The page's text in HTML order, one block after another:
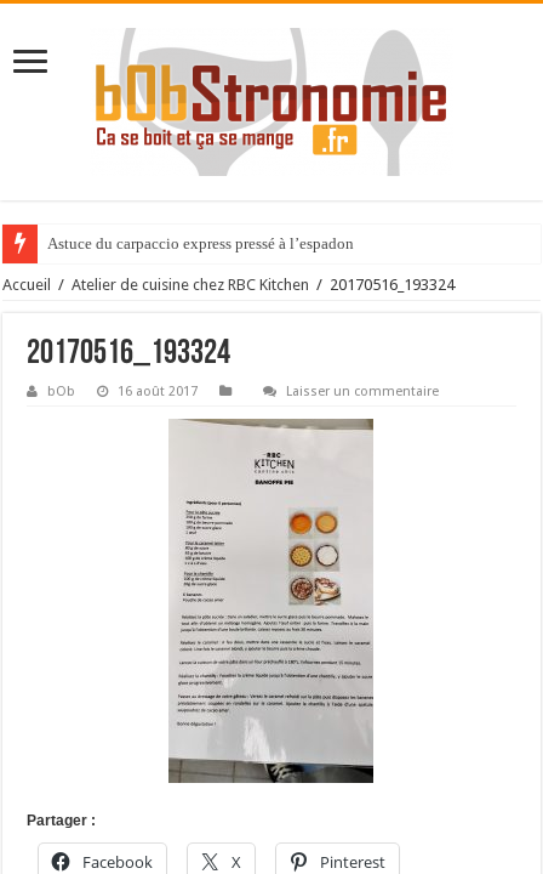
Astuce du carpaccio express pressé à l’espadon
Accueil / Atelier de cuisine chez RBC Kitchen / 20170516_193324
20170516_193324
bOb 16 août 2017 Laisser un commentaire
Partager :
Facebook X Pinterest